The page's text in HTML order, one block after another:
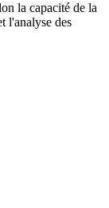
la capacité de la
l'analyse des